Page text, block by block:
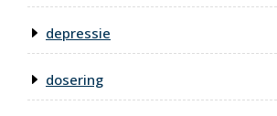
depressie
dosering